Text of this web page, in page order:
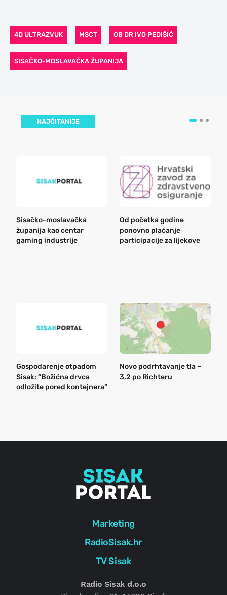
4D ULTRAZVUK MSCT OB DR IVO PEDIŠIĆ
SISAČKO-MOSLAVAČKA ŽUPANIJA
NAJČITANIJE
Sisačko-moslavačka
županija kao centar
gaming industrije
Od početka godine
ponovno plaćanje
participacije za lijekove
Gospodarenje otpadom
Sisak: “Božićna drvca
odložite pored kontejnera”
Novo podrhtavanje tla –
3,2 po Richteru
Marketing
RadioSisak.hr
TV Sisak
Radio Sisak d.o.o